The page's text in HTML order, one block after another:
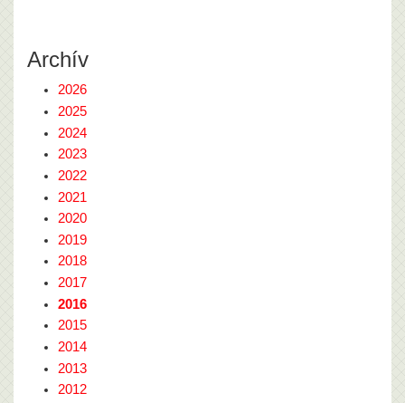
Archív
2026
2025
2024
2023
2022
2021
2020
2019
2018
2017
2016
2015
2014
2013
2012